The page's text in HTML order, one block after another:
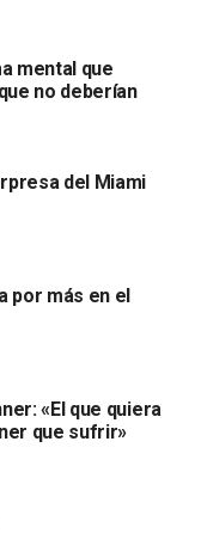
mental que
no deberían
del Miami
por más en el
«El que quiera
que sufrir»